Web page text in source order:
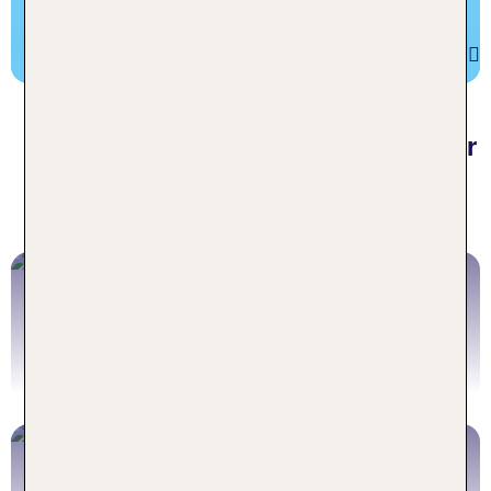
Urlaub Irland individuell: Mit oder